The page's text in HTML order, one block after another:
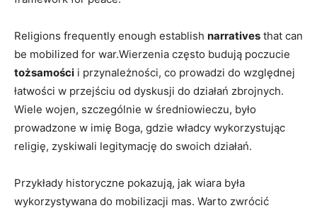
Religions frequently enough establish narratives that can
be mobilized for war.Wierzenia często budują poczucie
tożsamości i przynależności, co prowadzi do względnej
łatwości w przejściu od dyskusji do działań zbrojnych.
Wiele wojen, szczególnie w średniowieczu, było
prowadzone w imię Boga, gdzie władcy wykorzystując
religię, zyskiwali legitymację do swoich działań.
Przykłady historyczne pokazują, jak wiara była
wykorzystywana do mobilizacji mas. Warto zwrócić